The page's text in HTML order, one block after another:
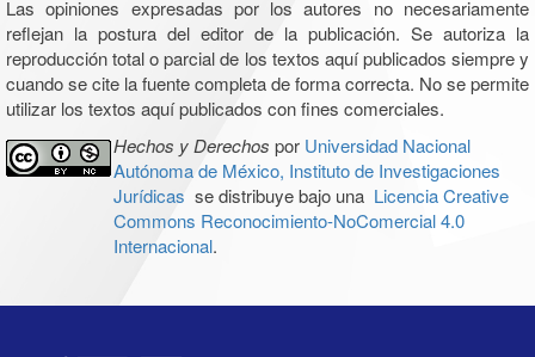
Las opiniones expresadas por los autores no necesariamente
reflejan la postura del editor de la publicación. Se autoriza la
reproducción total o parcial de los textos aquí publicados siempre y
cuando se cite la fuente completa de forma correcta. No se permite
utilizar los textos aquí publicados con fines comerciales.
Hechos y Derechos por Universidad Nacional
Autónoma de México, Instituto de Investigaciones
Jurídicas se distribuye bajo una Licencia Creative
Commons Reconocimiento-NoComercial 4.0
Internacional.